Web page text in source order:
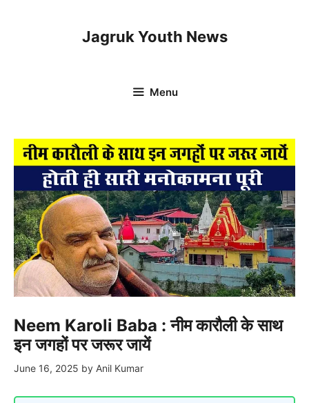
Jagruk Youth News
Menu
Neem Karoli Baba : नीम कारौली के साथ
इन जगहों पर जरूर जायें
June 16, 2025 by Anil Kumar